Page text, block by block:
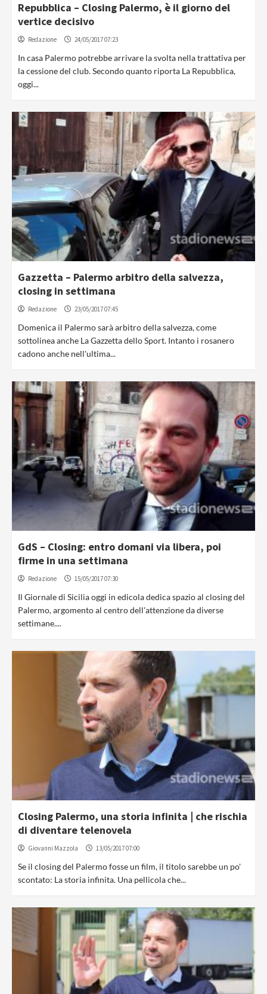
Repubblica – Closing Palermo, è il giorno del
vertice decisivo
Redazione 24/05/2017 07:23
In casa Palermo potrebbe arrivare la svolta nella trattativa per
la cessione del club. Secondo quanto riporta La Repubblica,
oggi...
Gazzetta – Palermo arbitro della salvezza,
closing in settimana
Redazione 23/05/2017 07:45
Domenica il Palermo sarà arbitro della salvezza, come
sottolinea anche La Gazzetta dello Sport. Intanto i rosanero
cadono anche nell'ultima...
GdS – Closing: entro domani via libera, poi
firme in una settimana
Redazione 15/05/2017 07:30
Il Giornale di Sicilia oggi in edicola dedica spazio al closing del
Palermo, argomento al centro dell'attenzione da diverse
settimane....
Closing Palermo, una storia infinita | che rischia
di diventare telenovela
Giovanni Mazzola 13/05/2017 07:00
Se il closing del Palermo fosse un film, il titolo sarebbe un po'
scontato: La storia infinita. Una pellicola che...